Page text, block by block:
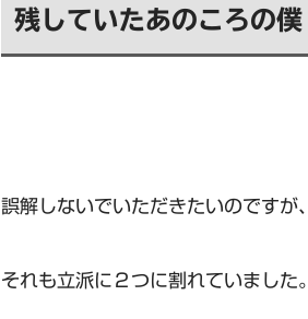
残していたあのころの僕
誤解しないでいただきたいのですが
それも立派に２つに割れていました。